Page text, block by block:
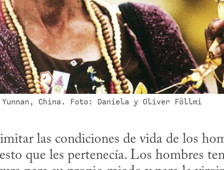
China. Foto: Daniela y Oliver Föllmi
las condiciones de vida de los
que les pertenecía. Los hombres